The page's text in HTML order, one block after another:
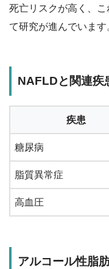
死亡リスクが高く、
て研究が進んでいます
NAFLDと関連疾
疾患
糖尿病
脂質異常症
高血圧
アルコール性脂